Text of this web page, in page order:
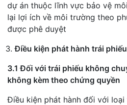
dự án thuộc lĩnh vực bảo vệ
lại lợi ích về môi trường theo
được phê duyệt
Điều kiện phát hành trái
3.1 Đối với trái phiếu không
không kèm theo chứng quyền
Điều kiện phát hành đối với